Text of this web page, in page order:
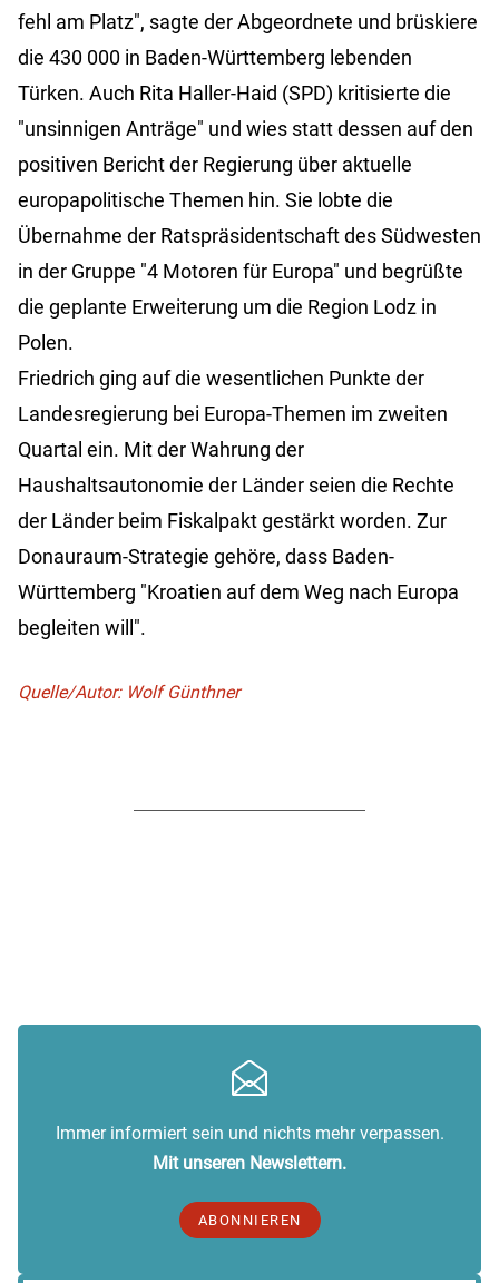
fehl am Platz", sagte der Abgeordnete und brüskiere
die 430 000 in Baden-Württemberg lebenden
Türken. Auch Rita Haller-Haid (SPD) kritisierte die
"unsinnigen Anträge" und wies statt dessen auf den
positiven Bericht der Regierung über aktuelle
europapolitische Themen hin. Sie lobte die
Übernahme der Ratspräsidentschaft des Südwesten
in der Gruppe "4 Motoren für Europa" und begrüßte
die geplante Erweiterung um die Region Lodz in
Polen.
Friedrich ging auf die wesentlichen Punkte der
Landesregierung bei Europa-Themen im zweiten
Quartal ein. Mit der Wahrung der
Haushaltsautonomie der Länder seien die Rechte
der Länder beim Fiskalpakt gestärkt worden. Zur
Donauraum-Strategie gehöre, dass Baden-
Württemberg "Kroatien auf dem Weg nach Europa
begleiten will".
Quelle/Autor: Wolf Günthner
Immer informiert sein und nichts mehr verpassen.
Mit unseren Newslettern.
ABONNIEREN